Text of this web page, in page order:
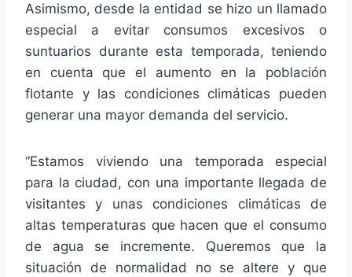
Asimismo, desde la entidad se hizo un llamado
especial a evitar consumos excesivos o
suntuarios durante esta temporada, teniendo
en cuenta que el aumento en la población
flotante y las condiciones climáticas pueden
generar una mayor demanda del servicio.
“Estamos viviendo una temporada especial
para la ciudad, con una importante llegada de
visitantes y unas condiciones climáticas de
altas temperaturas que hacen que el consumo
de agua se incremente. Queremos que la
situación de normalidad no se altere y que